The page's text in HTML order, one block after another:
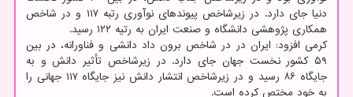
دنیا جای دارد. در زیرشاخص پیوندهای نوآوری رتبه ۱۱۷ و در شاخص
همکاری پژوهشی دانشگاه و صنعت ایران به رتیه ۱۲۲ رسید.
کرمی افزود: ایران در در شاخص برون داد دانشی و فناورانه، در بین
۵۹ کشور نخست جهان جای دارد. در زیرشاخص تأثیر دانش و به
جایگاه ۸۶ رسید و در زیرشاخص انتشار دانش نیز جایگاه ۱۱۷ جهانی را
به خود مختص کرده است.